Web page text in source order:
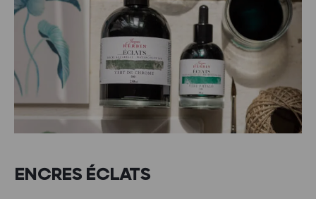
ENCRES ÉCLATS